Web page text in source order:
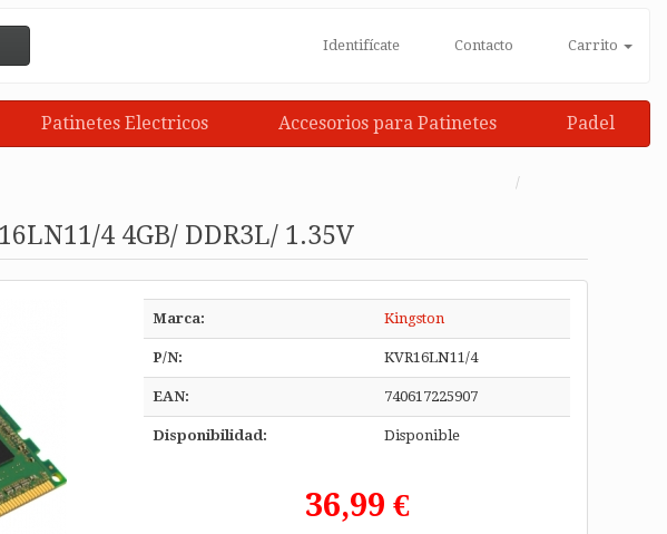
Identifícate Contacto Carrito
Patinetes Electricos Accesorios para Patinetes Padel
4 4GB/ DDR3L/ 1.35V
Marca: Kingston
P/N: KVR16LN11/4
EAN: 740617225907
Disponibilidad: Disponible
36,99 €